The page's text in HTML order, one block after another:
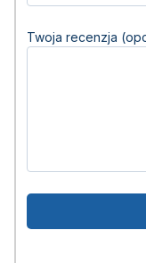
Twoja recenzja